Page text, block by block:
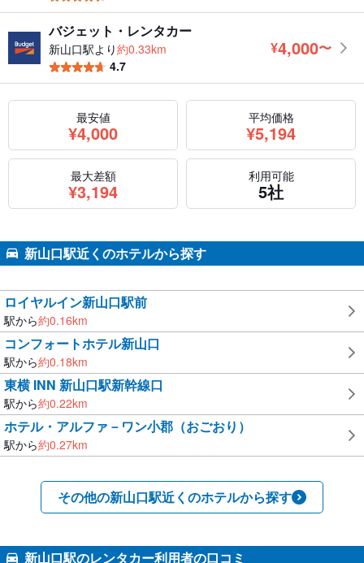
バジェット・レンタカー
新山口駅より約0.33km
4.7
¥4,000 円
〜
最安値
¥4,000
円
平均価格
¥5,194
円
最大差額
¥3,194
円
利用可能
5社
新山口駅近くのホテルから探す
ロイヤルイン新山口駅前
駅から約0.16km
コンフォートホテル新山口
駅から約0.18km
東横 INN 新山口駅新幹線口
駅から約0.22km
ホテル・アルファ－ワン小郡（おごおり）
駅から約0.27km
その他の新山口駅近くのホテルから探す
新山口駅のレンタカー利用者の口コミ